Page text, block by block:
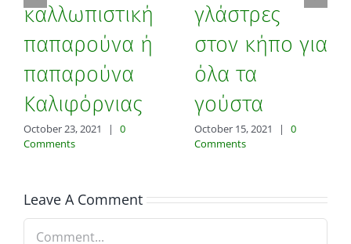
καλλωπιστική
παπαρούνα ή
παπαρούνα
Καλιφόρνιας
October 23, 2021 |
0
Comments
γλάστρες
στον κήπο για
όλα τα
γούστα
October 15, 2021 |
0
Comments
Leave A Comment
Comment